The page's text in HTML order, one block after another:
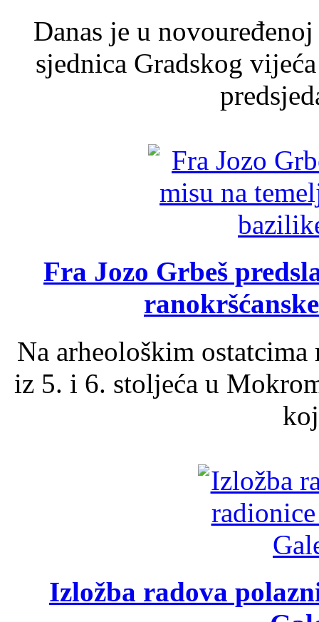
Danas je u
sjednica Gradskog
Fra Jozo Grbeš
Na arheološkim
iz 5. i 6. stoljeća u
Izložba radova